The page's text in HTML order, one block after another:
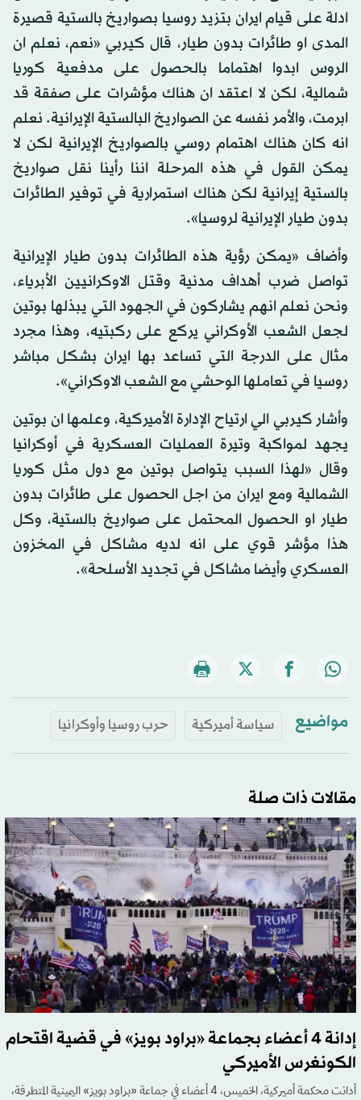
ادلة على قيام ايران بتزيد روسيا بصواريخ بالستية قصيرة
المدى او طائرات بدون طيار، قال كيربي «نعم، نعلم ان
الروس ابدوا اهتماما بالحصول على مدفعية كوريا
شمالية، لكن لا اعتقد ان هناك مؤشرات على صفقة قد
ابرمت، والأمر نفسه عن الصواريخ البالستية الإيرانية. نعلم
انه كان هناك اهتمام روسي بالصواريخ الإيرانية لكن لا
يمكن القول في هذه المرحلة اننا رأينا نقل صواريخ
بالستية إيرانية لكن هناك استمرارية في توفير الطائرات
بدون طيار الإيرانية لروسيا».
وأضاف «يمكن رؤية هذه الطائرات بدون طيار الإيرانية
تواصل ضرب أهداف مدنية وقتل الاوكرانيين الأبرياء،
ونحن نعلم انهم يشاركون في الجهود التي يبذلها بوتين
لجعل الشعب الأوكراني يركع على ركبتيه، وهذا مجرد
مثال على الدرجة التي تساعد بها ايران بشكل مباشر
روسيا في تعاملها الوحشي مع الشعب الاوكراني».
وأشار كيربي الي ارتياح الإدارة الأميركية، وعلمها ان بوتين
يجهد لمواكبة وتيرة العمليات العسكرية في أوكرانيا
وقال «لهذا السبب يتواصل بوتين مع دول مثل كوريا
الشمالية ومع ايران من اجل الحصول على طائرات بدون
طيار او الحصول المحتمل على صواريخ بالستية، وكل
هذا مؤشر قوي على انه لديه مشاكل في المخزون
العسكري وأيضا مشاكل في تجديد الأسلحة».
مواضيع سياسة أميركية حرب روسيا وأوكرانيا
مقالات ذات صلة
إدانة 4 أعضاء بجماعة «براود بويز» في قضية اقتحام
الكونغرس الأميركي
أدانت محكمة أميركية، الخميس، 4 أعضاء في جماعة «براود بويز» اليمينية المتطرفة،